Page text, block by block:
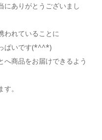
にありがとうございまし
われていることに
ぱいです(*^^*)
へ商品をお届けできるよう
。